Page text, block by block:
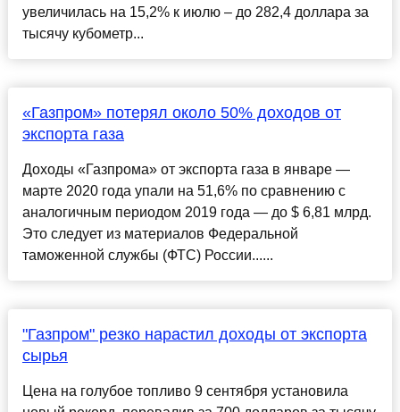
увеличилась на 15,2% к июлю – до 282,4 доллара за
тысячу кубометр...
«Газпром» потерял около 50% доходов от
экспорта газа
Доходы «Газпрома» от экспорта газа в январе —
марте 2020 года упали на 51,6% по сравнению с
аналогичным периодом 2019 года — до $ 6,81 млрд.
Это следует из материалов Федеральной
таможенной службы (ФТС) России......
"Газпром" резко нарастил доходы от экспорта
сырья
Цена на голубое топливо 9 сентября установила